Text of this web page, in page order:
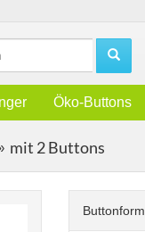
Öko-Buttons
mit 2 Buttons
Buttonform